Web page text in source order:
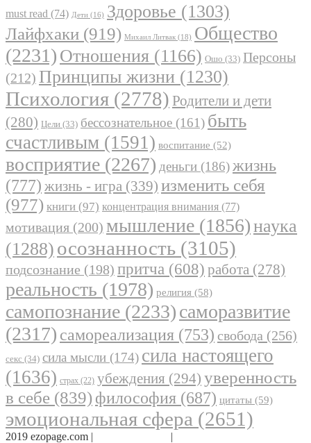
must read (74) Дети (16) Здоровье (1303)
Лайфхаки (919) Михаил Литвак (18) Общество
(2231) Отношения (1166) Ошо (33) Персоны
(212) Принципы жизни (1230)
Психология (2778) Родители и дети
(280) Цели (33) бессознательное (161) быть
счастливым (1591) воспитание (52)
восприятие (2267) деньги (186)жизнь
(777) жизнь - игра (339) изменить себя
(977) книги (97) концентрация внимания (77)
мотивация (200) мышление (1856)наука
(1288) осознанность (3105)
подсознание (198) притча (608) работа (278)
реальность (1978) религия (58)
самопознание (2233)саморазвитие
(2317) самореализация (753) свобода (256)
секс (34) сила мысли (174) сила настоящего
(1636) страх (22) убеждения (294) уверенность
в себе (839) философия (687) цитаты (59)
эмоциональная сфера (2651)
2019 ezopage.com | |